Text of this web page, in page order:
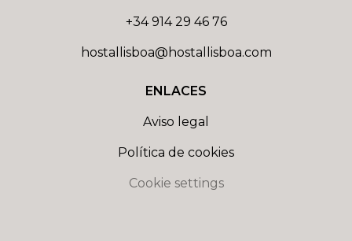
+34 914 29 46 76
hostallisboa@hostallisboa.com
ENLACES
Aviso legal
Política de cookies
Cookie settings